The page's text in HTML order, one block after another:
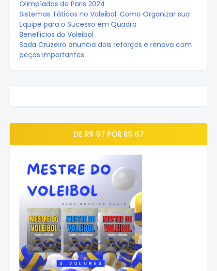
Olimpíadas de Paris 2024
Sistemas Táticos no Voleibol: Como Organizar sua
Equipe para o Sucesso em Quadra
Benefícios do Voleibol
Sada Cruzeiro anuncia dois reforços e renova com
peças importantes
DE R$ 97 POR R$ 67